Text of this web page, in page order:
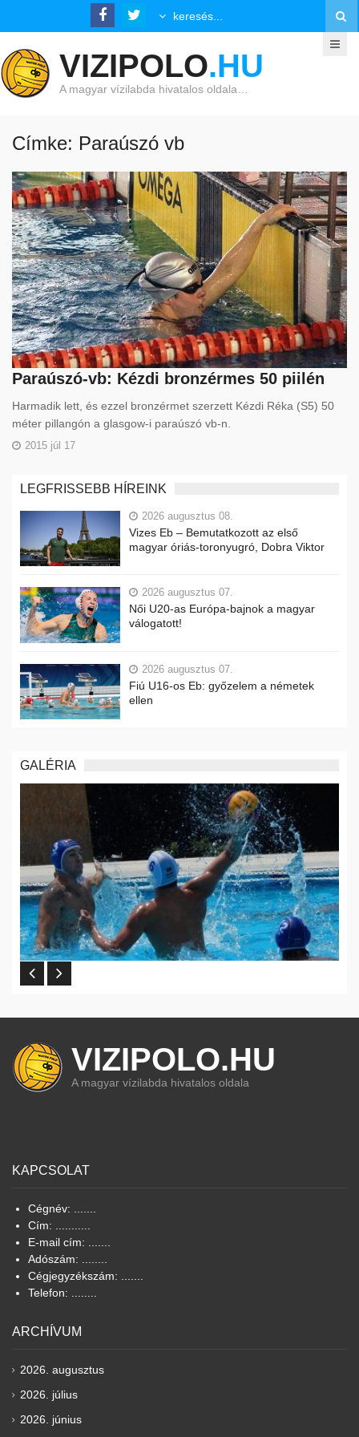
VIZIPOLO.HU
A magyar vízilabda hivatalos oldala…
Címke: Paraúszó vb
Paraúszó-vb: Kézdi bronzérmes 50 piilén
Harmadik lett, és ezzel bronzérmet szerzett Kézdi Réka (S5) 50
méter pillangón a glasgow-i paraúszó vb-n.
2015 júl 17
LEGFRISSEBB HÍREINK
2026 augusztus 08.
Vizes Eb – Bemutatkozott az első
magyar óriás-toronyugró, Dobra Viktor
2026 augusztus 07.
Női U20-as Európa-bajnok a magyar
válogatott!
2026 augusztus 07.
Fiú U16-os Eb: győzelem a németek
ellen
GALÉRIA
VIZIPOLO.HU
A magyar vízilabda hivatalos oldala
KAPCSOLAT
Cégnév: .......
Cím: ...........
E-mail cím: .......
Adószám: ........
Cégjegyzékszám: .......
Telefon: ........
ARCHÍVUM
2026. augusztus
2026. július
2026. június